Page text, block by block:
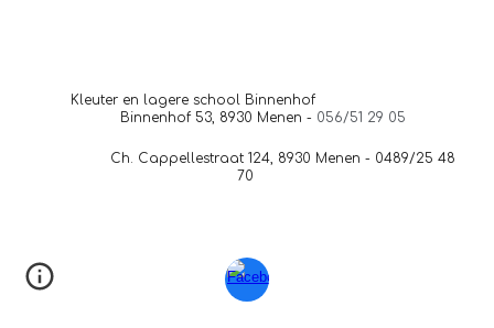
Kleuter en lagere school Binnenhof
Binnenhof 53, 8930 Menen - 056/51 29 05
Ch. Cappellestraat 124, 8930 Menen - 0489/25 48
70